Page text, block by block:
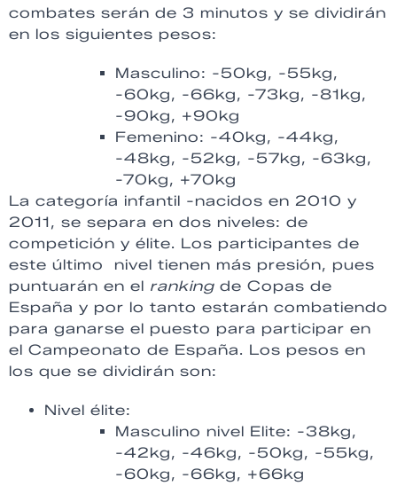
combates serán de 3 minutos y se dividirán
en los siguientes pesos:
Masculino: -50kg, -55kg,
-60kg, -66kg, -73kg, -81kg,
-90kg, +90kg
Femenino: -40kg, -44kg,
-48kg, -52kg, -57kg, -63kg,
-70kg, +70kg
La categoría infantil -nacidos en 2010 y
2011, se separa en dos niveles: de
competición y élite. Los participantes de
este último nivel tienen más presión, pues
puntuarán en el ranking de Copas de
España y por lo tanto estarán combatiendo
para ganarse el puesto para participar en
el Campeonato de España. Los pesos en
los que se dividirán son:
Nivel élite:
Masculino nivel Elite: -38kg,
-42kg, -46kg, -50kg, -55kg,
-60kg, -66kg, +66kg